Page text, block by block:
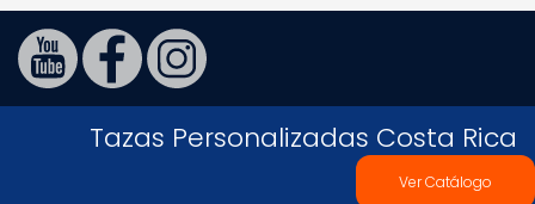
Tazas Personalizadas Costa Rica
Ver Catálogo